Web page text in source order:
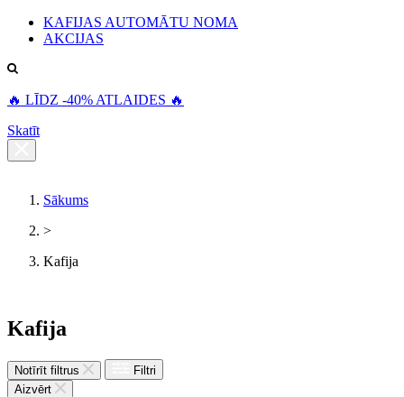
KAFIJAS AUTOMĀTU NOMA
AKCIJAS
🔥 LĪDZ -40% ATLAIDES 🔥
Skatīt
Sākums
>
Kafija
Kafija
Notīrīt filtrus
Filtri
Aizvērt